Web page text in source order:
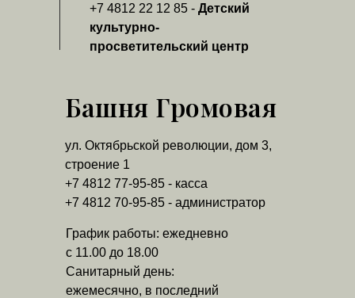
График работы: ежедневно
с 11.00 до 18.00
Санитарный день:
ежемесячно, в последний
+7 4812 22 12 85 - Детский
культурно-
просветительский центр
ул. Октябрьской революции, дом 3,
строение 1
+7 4812 77-95-85 - касса
+7 4812 70-95-85 - администратор
Башня Громовая